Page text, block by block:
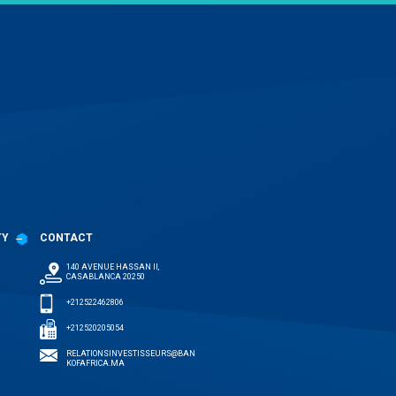
CONTACT
140 AVENUE HASSAN II,
CASABLANCA 20250
+212522462806
+212520205054
RELATIONSINVESTISSEURS@BAN
KOFAFRICA.MA